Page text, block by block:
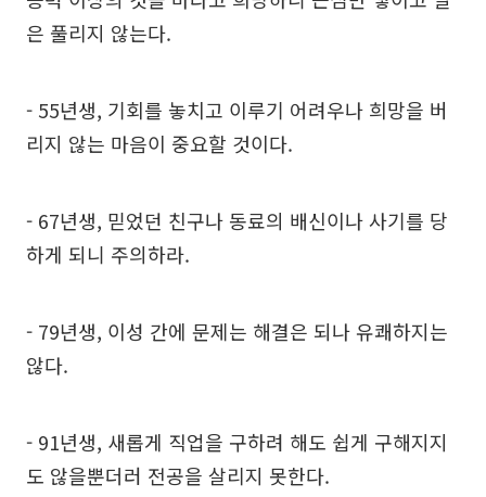
은 풀리지 않는다.
- 55년생, 기회를 놓치고 이루기 어려우나 희망을 버
리지 않는 마음이 중요할 것이다.
- 67년생, 믿었던 친구나 동료의 배신이나 사기를 당
하게 되니 주의하라.
- 79년생, 이성 간에 문제는 해결은 되나 유쾌하지는
않다.
- 91년생, 새롭게 직업을 구하려 해도 쉽게 구해지지
도 않을뿐더러 전공을 살리지 못한다.